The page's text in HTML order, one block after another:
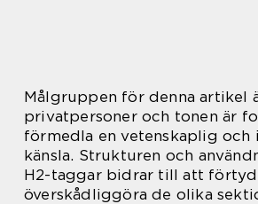
Målgruppen för denna artikel
privatpersoner och tonen är
förmedla en vetenskaplig och
känsla. Strukturen och
H2-taggar bidrar till att
överskådliggöra de olika